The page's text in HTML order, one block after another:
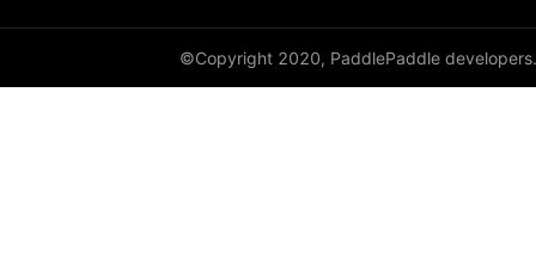
©Copyright 2020, PaddlePaddle developers.